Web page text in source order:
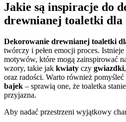
Jakie są inspiracje do
drewnianej toaletki dla
Dekorowanie drewnianej toaletki
twórczy i pełen emocji proces.
motywów, które mogą zainspirować
wzory, takie jak kwiaty czy gwiazdki
oraz radości. Warto również pomyśleć
bajek – sprawią one, że toaletka
przyjazna.
Aby nadać przestrzeni wyjątkowy